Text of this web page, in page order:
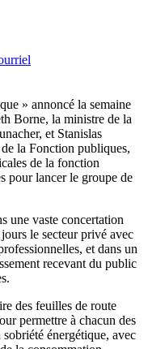
» annoncé la semaine
Borne, la ministre de la
et Stanislas
la Fonction publiques,
de la fonction
pour lancer le groupe de
une vaste concertation
le secteur privé avec
et dans un
recevant du public
des feuilles de route
permettre à chacun des
énergétique, avec